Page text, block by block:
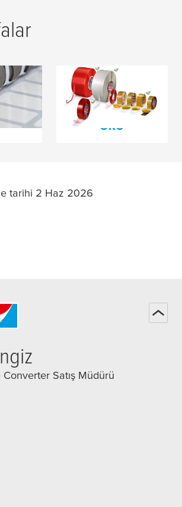
4965 Ürün Çeşitleri
DAHA FAZLASINI
OKU
tarihi 2 Haz 2026
Satış Müdürü